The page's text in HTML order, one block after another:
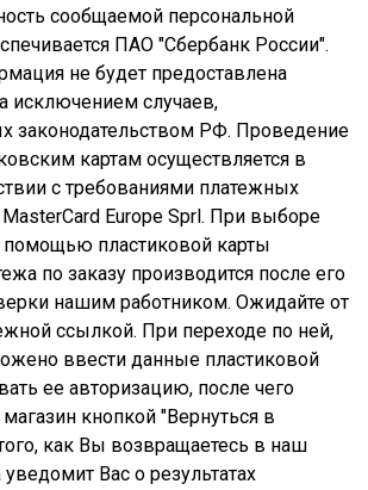
сообщаемой персональной
ПАО "Сбербанк России".
не будет предоставлена
исключением случаев,
законодательством РФ. Проведение
картам осуществляется в
с требованиями платежных
Europe Sprl. При выборе
пластиковой карты
по заказу производится после его
нашим работником. Ожидайте от
ссылкой. При переходе по ней,
ввести данные пластиковой
ее авторизацию, после чего
кнопкой "Вернуться в
как Вы возвращаетесь в наш
уведомит Вас о результатах